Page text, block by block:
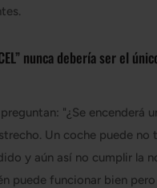
nunca debería ser el
"¿Se encenderá
Un coche puede no
y aún así no cumplir la
puede funcionar bien pero